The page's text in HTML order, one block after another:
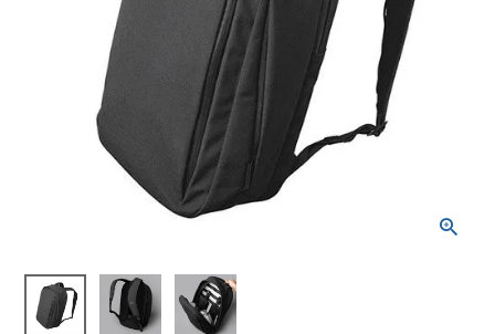
INFORMATIOM
ご利用ガイド
お問い合わせ